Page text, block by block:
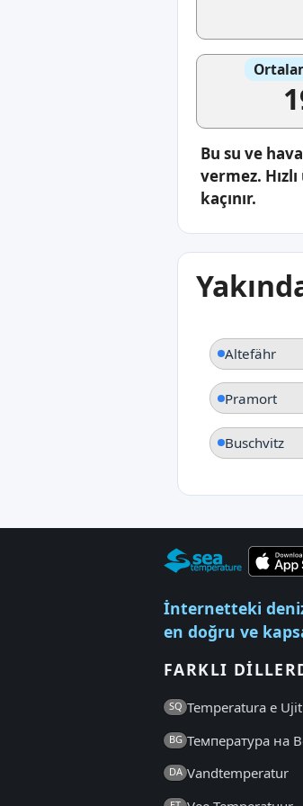
Bu su ve
vermez.
kaçınır.
Altefähr
Pramort
Buschvitz
İnternetteki
en doğru ve
FARKLI
SQ Temperatura e Ujit
BG Температура на
DA Vandtemperatur